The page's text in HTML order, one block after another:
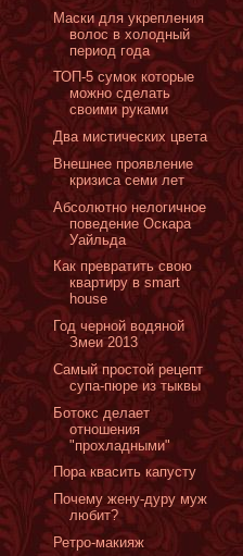
Маски для укрепления
волос в холодный
период года
ТОП-5 сумок которые
можно сделать
своими руками
Два мистических цвета
Внешнее проявление
кризиса семи лет
Абсолютно нелогичное
поведение Оскара
Уайльда
Как превратить свою
квартиру в smart
house
Год черной водяной
Змеи 2013
Самый простой рецепт
супа-пюре из тыквы
Ботокс делает
отношения
"прохладными"
Пора квасить капусту
Почему жену-дуру муж
любит?
Ретро-макияж